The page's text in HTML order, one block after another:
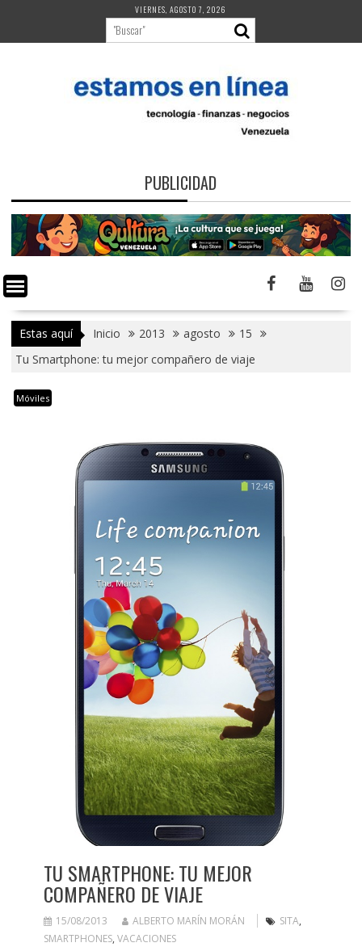
contenido
VIERNES, AGOSTO 7, 2026
PUBLICIDAD
Estas aquí Inicio 2013 agosto
15
Tu Smartphone: tu mejor compañero de viaje
Móviles
TU SMARTPHONE: TU MEJOR
COMPAÑERO DE VIAJE
15/08/2013 ALBERTO MARÍN MORÁN SITA,
SMARTPHONES, VACACIONES